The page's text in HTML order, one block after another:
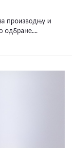
производњу и
одбране....